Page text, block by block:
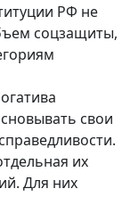
РФ не
соцзащиты,
свои
их
Для них